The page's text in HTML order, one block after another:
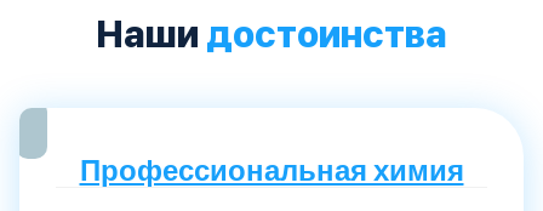
Наши достоинства
Профессиональная химия